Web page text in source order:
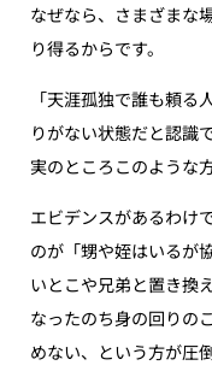
なぜなら、さまざまな
り得るからです。
「天涯孤独で誰も頼
りがない状態だと認識
実のところこのような
エビデンスがあるわけ
のが「甥や姪はいるが
いとこや兄弟と置き換
なったのち身の回りの
めない、という方が圧